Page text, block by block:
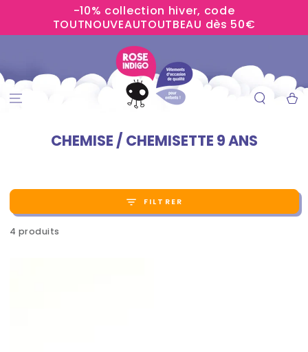
-10% collection hiver, code
TOUTNOUVEAUTOUTBEAU dès 50€
Panier
CHEMISE / CHEMISETTE 9 ANS
FILTRER
4 produits